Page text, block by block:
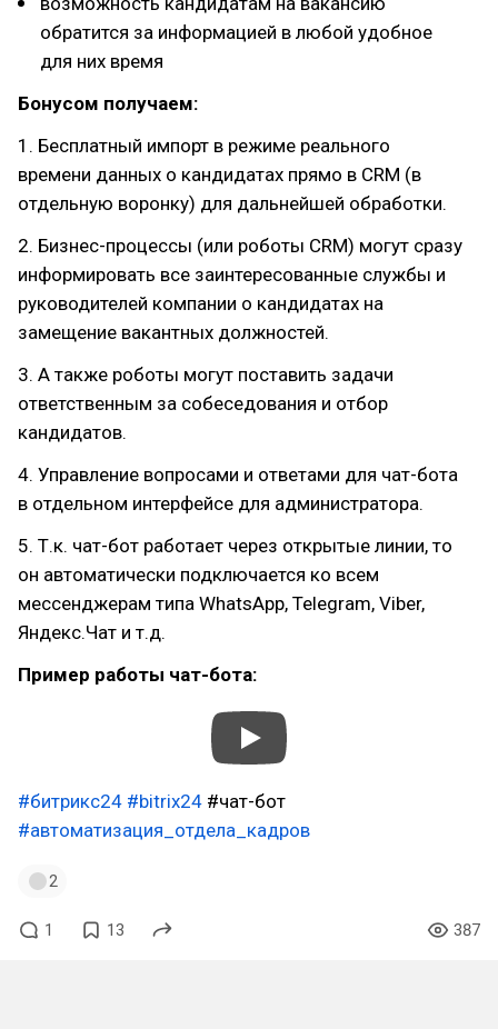
обратится за информацией в любой удобное
для них время
Бонусом получаем:
1. Бесплатный импорт в режиме реального
времени данных о кандидатах прямо в CRM (в
отдельную воронку) для дальнейшей обработки.
2. Бизнес-процессы (или роботы CRM) могут сразу
информировать все заинтересованные службы и
руководителей компании о кандидатах на
замещение вакантных должностей.
3. А также роботы могут поставить задачи
ответственным за собеседования и отбор
кандидатов.
4. Управление вопросами и ответами для чат-бота
в отдельном интерфейсе для администратора.
5. Т.к. чат-бот работает через открытые линии, то
он автоматически подключается ко всем
мессенджерам типа WhatsApp, Telegram, Viber,
Яндекс.Чат и т.д.
Пример работы чат-бота:
#битрикс24 #bitrix24 #чат-бот
#автоматизация_отдела_кадров
2
1 13 387